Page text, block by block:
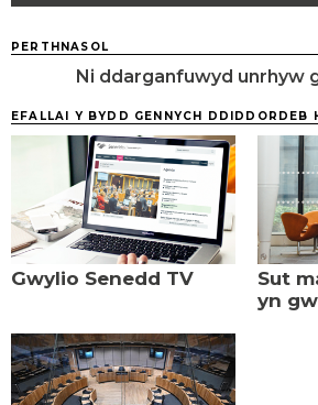
PERTHNASOL
Ni ddarganfuwyd unrhyw
EFALLAI Y BYDD GENNYCH DDIDDORDEB
Gwylio Senedd TV
Sut
yn